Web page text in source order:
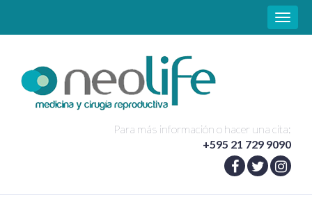
Toggle
Para más información o hacer una cita:
+595 21 729 9090